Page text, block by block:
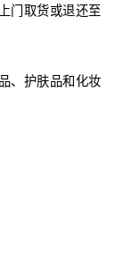
门取货或退还至
、护肤品和化妆